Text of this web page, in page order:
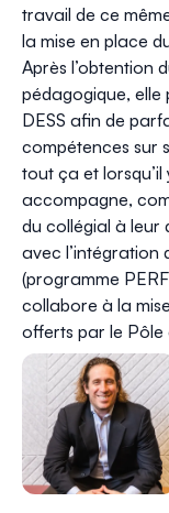
travail de ce
la mise en place
Après l’obtention
pédagogique, elle
DESS afin de
compétences sur
tout ça et lorsqu’il
accompagne,
du collégial à leur
avec l’intégration
(programme
collabore à la
offerts par le Pôle